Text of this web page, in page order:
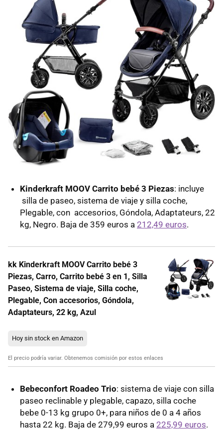
Kinderkraft MOOV Carrito bebé 3 Piezas: incluye
silla de paseo, sistema de viaje y silla coche,
Plegable, con accesorios, Góndola, Adaptateurs, 22
kg, Negro. Baja de 359 euros a 212,49 euros.
kk Kinderkraft MOOV Carrito bebé 3
Piezas, Carro, Carrito bebé 3 en 1, Silla
Paseo, Sistema de viaje, Silla coche,
Plegable, Con accesorios, Góndola,
Adaptateurs, 22 kg, Azul
Hoy sin stock en Amazon
El precio podría variar. Obtenemos comisión por estos enlaces
Bebeconfort Roadeo Trio: sistema de viaje con silla
paseo reclinable y plegable, capazo, silla coche
bebe 0-13 kg grupo 0+, para niños de 0 a 4 años
hasta 22 kg. Baja de 279,99 euros a 225,99 euros.